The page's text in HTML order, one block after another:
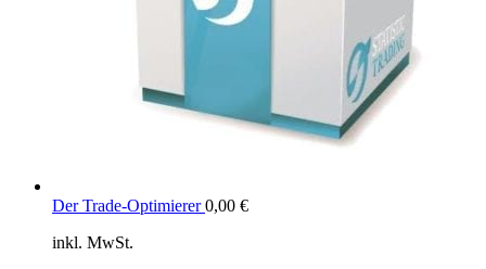
Der Trade-Optimierer 0,00 €
inkl. MwSt.